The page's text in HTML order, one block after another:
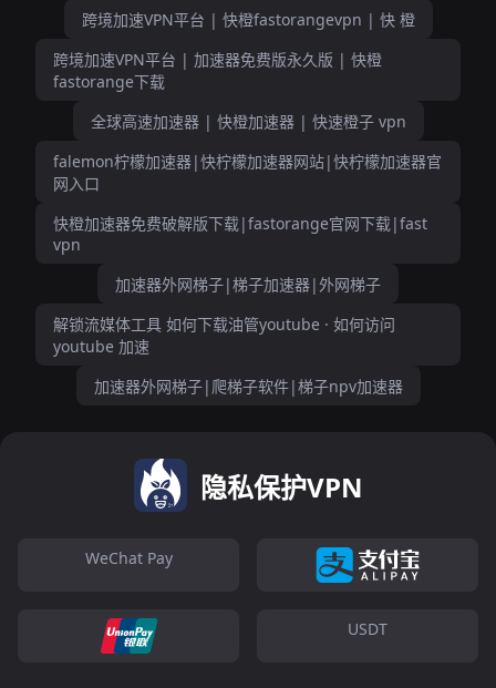
跨境加速VPN平台 | 快橙fastorangevpn | 快 橙
跨境加速VPN平台 | 加速器免费版永久版 | 快橙
fastorange下载
全球高速加速器 | 快橙加速器 | 快速橙子 vpn
falemon柠檬加速器|快柠檬加速器网站|快柠檬加速器官
网入口
快橙加速器免费破解版下载|fastorange官网下载|fast
vpn
加速器外网梯子|梯子加速器|外网梯子
解锁流媒体工具 如何下载油管youtube · 如何访问
youtube 加速
加速器外网梯子|爬梯子软件|梯子npv加速器
隐私保护VPN
WeChat Pay
USDT